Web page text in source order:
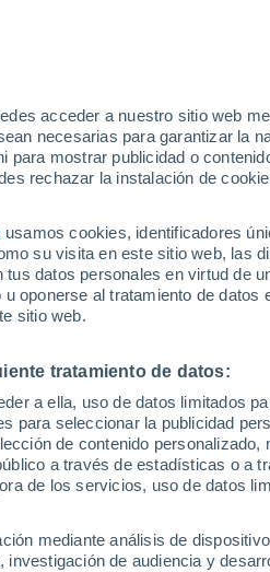
acceder a nuestro sitio web
necesarias para garantizar la
para mostrar publicidad o
rechazar la instalación de
usamos cookies, identificadores
su visita en este sitio web, las
datos personales en virtud de
oponerse al tratamiento de
sitio web.
tratamiento de datos:
a ella, uso de datos limitados
para seleccionar la publicidad
de contenido personalizado,
a través de estadísticas o a
de los servicios, uso de datos
mediante análisis de
de audiencia y
32°
23°
35°
20°
35°
20°
Pompignan